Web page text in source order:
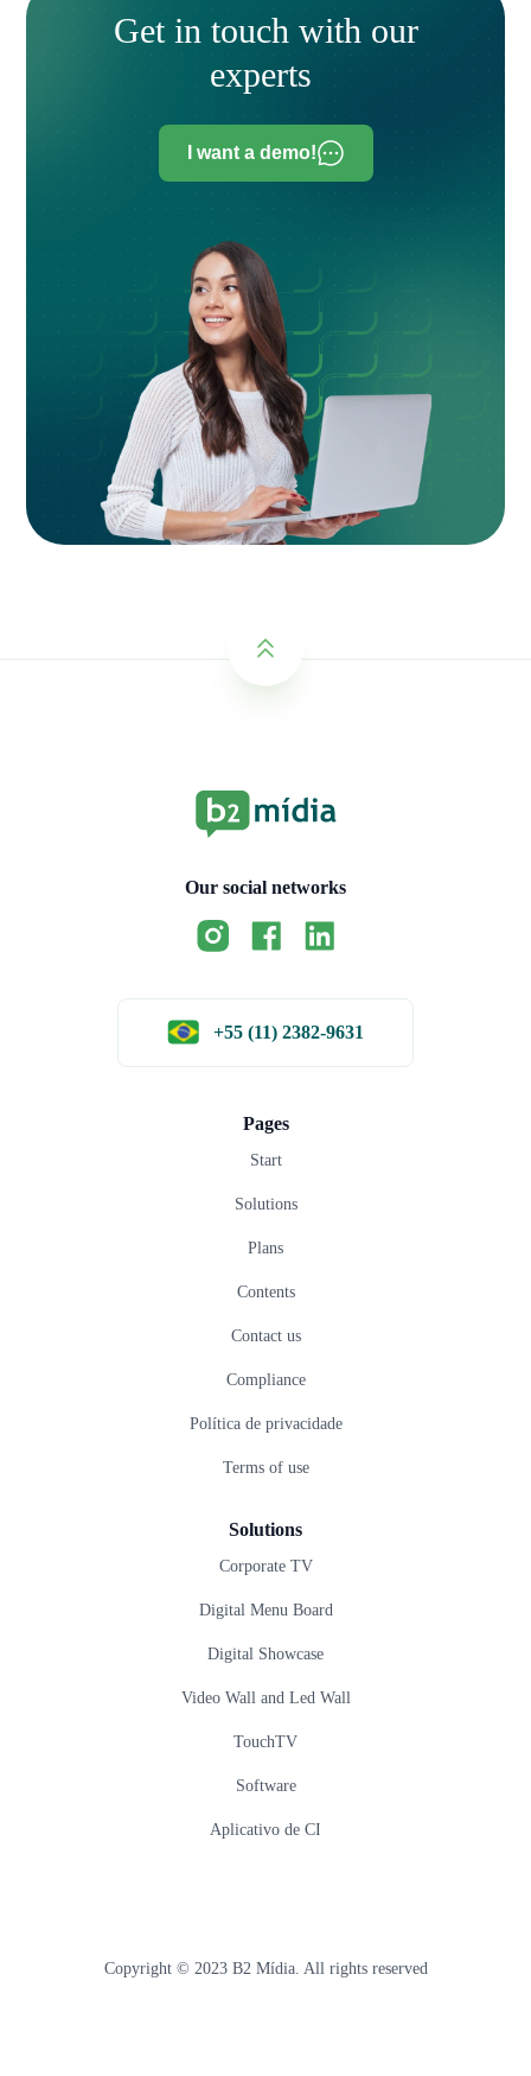
Get in touch with our
experts
I want a demo!
Our social networks
Pages
Start
Solutions
Plans
Contents
Contact us
Compliance
Política de privacidade
Terms of use
Solutions
Corporate TV
Digital Menu Board
Digital Showcase
Video Wall and Led Wall
TouchTV
Software
Aplicativo de CI
+55 (11) 2382-9631
Copyright © 2023 B2 Mídia. All rights reserved